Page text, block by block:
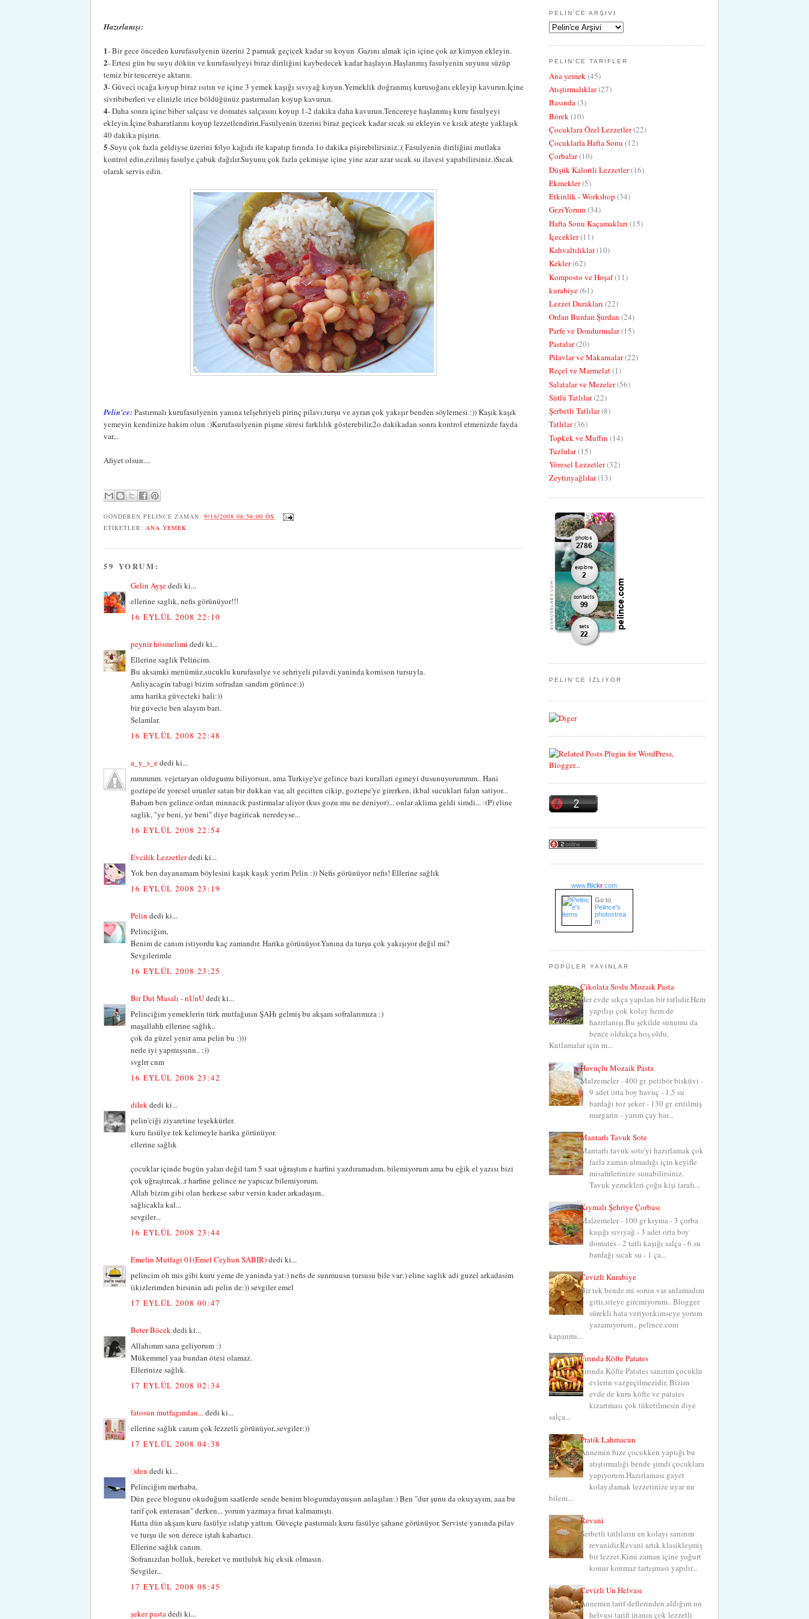
Hazırlanışı:
1- Bir gece önceden kurufasulyenin üzerini 2 parmak geçicek kadar su koyun .Gazını almak için içine çok az kimyon ekleyin.
2- Ertesi gün bu suyu dökün ve kurufasulyeyi biraz diriliğini kaybedecek kadar haşlayın.Haşlanmış fasulyenin suyunu süzüp
temiz bir tencereye aktarın.
3- Güveci ocağa koyup biraz ısıtın ve içine 3 yemek kaşığı sıvıyağ koyun.Yemeklik doğranmış kurusoğanı ekleyip kavurun.İçine
sivribiberleri ve elinizle irice böldüğünüz pastırmaları koyup kavurun.
4- Daha sonra içine biber salçası ve domates salçasını koyup 1-2 dakika daha kavurun.Tencereye haşlanmış kuru fasulyeyi
ekleyin.İçine baharatlarını koyup lezzetlendirin.Fasulyenin üzerini biraz geçicek kadar sıcak su ekleyin ve kısık ateşte yaklaşık
40 dakika pişirin.
5-Suyu çok fazla geldiyse üzerini folyo kağıdı ile kapatıp fırında 1o dakika pişirebilirsiniz..( Fasulyenin diriliğini mutlaka
kontrol edin,ezilmiş fasulye çabuk dağılır.Suyunu çok fazla çekmişse içine yine azar azar sıcak su ilavesi yapabilirsiniz.)Sıcak
olarak servis edin.
Pelin'ce:Pastırmalı kurufasulyenin yanına telşehriyeli pirinç pilavı,turşu ve ayran çok yakışır benden söylemesi :)) Kaşık kaşık
yemeyin kendinize hakim olun :)Kurufasulyenin pişme süresi farklılık gösterebilir,2o dakikadan sonra kontrol etmenizde fayda
var...
Afiyet olsun....
GÖNDEREN PELINCE ZAMAN:9/16/2008 06:56:00 ÖS
ETIKETLER: ANA YEMEK
59 YORUM:
Gelin Ayşededi ki...
ellerine saglık, nefis görünüyor!!!
16 EYLÜL 2008 22:10
peynir hösmelimi dedi ki...
Ellerine saglik Pelincim.
Bu aksamki menümüz,sucuklu kurufasulye ve sehriyeli pilavdi.yaninda kornison tursuyla.
Anliyacagin tabagi bizim sofradan sandim görünce:))
ama harika güvecteki hali:))
bir güvecte ben alayim bari.
Selamlar.
16 EYLÜL 2008 22:48
a_y_s_ededi ki...
mmmmm. vejetaryan oldugumu biliyorsun, ama Turkiye'ye gelince bazi kurallari egmeyi dusunuyorummm.. Hani
goztepe'de yoresel urunler satan bir dukkan var, alt gecitten cikip, goztepe'ye girerken, ikbal sucuklari falan satiyor...
Babam ben gelince ordan minnacik pastirmalar aliyor (kus gozu mu ne deniyor)... onlar aklima geldi simdi... :(P) eline
saglik, "ye beni, ye beni" diye bagiricak neredeyse...
16 EYLÜL 2008 22:54
Evcilik Lezzetlerdedi ki...
Yok ben dayanamam böylesini kaşık kaşık yerim Pelin :)) Nefis görünüyor nefis! Ellerine sağlık
16 EYLÜL 2008 23:19
Pelin dedi ki...
Pelinciğim,
Benim de canım istiyordu kaç zamandır. Harika görünüyor.Yanına da turşu çok yakışıyor değil mi?
Sevgilerimle
16 EYLÜL 2008 23:25
Bir Dut Masalı - nUnUdedi ki...
Pelinciğim yemeklerin türk mutfağının ŞAHı gelmiş bu akşam sofralarımıza :)
maşallahh ellerine sağlık..
çok da güzel yenir ama pelin bu :)))
nede iyi yapmışsınn.. :))
svglrr cnm
16 EYLÜL 2008 23:42
dilek dedi ki...
pelin'ciği ziyaretine teşekkürler.
kuru fasülye tek kelimeyle harika görünüyor.
ellerine sağlık
çocuklar içinde bugün yalan değil tam 5 saat uğraştım e harfini yazdıramadım. bilemiyorum ama bu eğik el yazısı bizi
çok uğraştırcak..r harfine gelince ne yapıcaz bilemiyorum.
Allah bizim gibi olan herkese sabır versin kader arkadaşım..
sağlıcakla kal...
sevgiler...
16 EYLÜL 2008 23:44
Emelin Mutfagi 01(Emel Ceyhun SABIR)dedi ki...
pelincim oh mis gibi kuru yeme de yaninda yat:) nefis de sunmuusn tursusu bile var:) eline saglik adi guzel arkadasim
(ikizlerimden birsinin adi pelin de:)) sevgiler emel
17 EYLÜL 2008 00:47
Beter Böcek dedi ki...
Allahımm sana geliyorum :)
Mükemmel yaa bundan ötesi olamaz.
Ellerinize sağlık.
17 EYLÜL 2008 02:34
fatosun mutfagından... dedi ki...
ellerine sağlık canım çok lezzetli görünüyor..sevgiler:))
17 EYLÜL 2008 04:38
:)den dedi ki...
Pelinciğim merhaba,
Dün gece blogunu okuduğum saatlerde sende benim blogumdaymışsın anlaşılan:) Ben "dur şunu da okuyayım, aaa bu
tarif çok enterasan" derken... yorum yazmaya fırsat kalmamıştı.
Hatta dün akşam kuru fasülye ıslatıp yattım. Güveçte pastırmalı kuru fasülye şahane görünüyor. Serviste yanında pilav
ve turşu ile son derece iştah kabartıcı.
Ellerine sağlık canım.
Sofranızdan bolluk, bereket ve mutluluk hiç eksik olmasın.
Sevgiler...
17 EYLÜL 2008 08:45
şeker pasta dedi ki...
PELIN'CE ARŞIVI
PELIN'CE TARIFLER
Ana yemek(45)
Atıştırmalıklar(27)
Basında(3)
Börek(10)
Çocuklara Özel Lezzetler(22)
Çocuklarla Hafta Sonu (12)
Çorbalar(10)
Düşük Kalorili Lezzetler(16)
Ekmekler(5)
Etkinlik - Workshop (34)
GeziYorum(34)
Hafta Sonu Kaçamakları (15)
İçecekler(11)
Kahvaltılıklar(10)
Kekler(62)
Komposto ve Hoşaf(11)
kurabiye(61)
Lezzet Durakları (22)
Ordan Burdan Şurdan (24)
Parfe ve Dondurmalar(15)
Pastalar(20)
Pilavlar ve Makarnalar(22)
Reçel ve Marmelat(1)
Salatalar ve Mezeler(56)
Sütlü Tatlılar(22)
Şerbetli Tatlılar(8)
Tatlılar(36)
Topkek ve Muffın (14)
Tuzlular(15)
Yöresel Lezzetler(32)
Zeytinyağlılar(13)
PELIN'CE İZLIYOR
www.flickr.com
Go to
Pelince's
photostrea
m
POPÜLER YAYINLAR
Çikolata Soslu Mozaik Pasta
Her evde sıkça yapılan bir tatlıdır.Hem
yapılışı çok kolay hem de
hazırlanışı.Bu şekilde sunumu da
bence oldukça hoş oldu.
Kutlamalar için m...
Havuçlu Mozaik Pasta
Malzemeler - 400 gr. petibör bisküvi -
9 adet orta boy havuç - 1,5 su
bardağı toz şeker - 130 gr. eritilmiş
margarin - yarım çay bar...
Mantarlı Tavuk Sote
Mantarlı tavuk sote'yi hazırlamak çok
fazla zaman almadığı için keyifle
misafirlerinize sunabilirsiniz.
Tavuk yemekleri çoğu kişi tarafı...
Kıymalı Şehriye Çorbası
Malzemeler - 100 gr kıyma - 3 çorba
kaşığı sıvıyağ - 3 adet orta boy
domates - 2 tatlı kaşığı salça - 6 su
bardağı sıcak su - 1 ça...
Cevizli Kurabiye
Bir tek bende mi sorun var anlamadım
gitti,siteye giremiyorum.. Blogger
sürekli hata veriyor,kimseye yorum
yazamıyorum.. pelince.com
kapanmı...
Fırında Köfte Patates
Fırında Köfte Patates sanırım çocuklu
evlerin vazgeçilmezidir. Bizim
evde de kuru köfte ve patates
kızartması çok tüketilmesin diye
salça...
Pratik Lahmacun
Annemin bize çocukken yaptığı bu
atıştırmalığı bende şimdi çocuklara
yapıyorum.Hazırlaması gayet
kolay,damak lezzetinize uyar mı
bilem...
Revani
Şerbetli tatlıların en kolayı sanırım
revanidir.Revani artık klasikleşmiş
bir lezzet.Kimi zaman içine yoğurt
konur konmaz tartışması yapılır...
Cevizli Un Helvası
Annemin tarif defterinden aldığım un
helvası tarifi inanın çok lezzetli